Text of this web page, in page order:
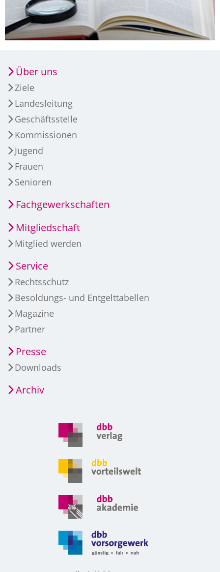
Über uns
Ziele
Landesleitung
Geschäftsstelle
Kommissionen
Jugend
Frauen
Senioren
Fachgewerkschaften
Mitgliedschaft
Mitglied werden
Service
Rechtsschutz
Besoldungs- und Entgelttabellen
Magazine
Partner
Presse
Downloads
Archiv